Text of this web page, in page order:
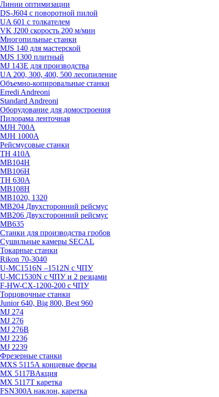
Линии оптимизации
DS-J604 с поворотной пилой
UA 601 с толкателем
VK J200 скорость 200 м/мин
Многопильные станки
MJS 140 для мастерской
MJS 1300 плитный
MJ 143E для производства
UA 200, 300, 400, 500 лесопиление
Объемно-копировальные станки
Erredi Andreoni
Standard Andreoni
Оборудование для домостроения
Пилорама ленточная
MJH 700A
MJH 1000A
Рейсмусовые станки
TH 410A
MB104H
MB106H
ТН 630А
MB108H
MB1020, 1320
МВ204 Двухсторонний рейсмус
МВ206 Двухсторонний рейсмус
MB635
Станки для производства гробов
Сушильные камеры SECAL
Токарные станки
Rikon 70-3040
U-MC1516N –1512N с ЧПУ
U-MC1530N с ЧПУ и 2 резцами
F-HW-CX-1200-200 с ЧПУ
Торцовочные станки
Junior 640, Big 800, Best 960
MJ 274
MJ 276
MJ 276B
MJ 2236
MJ 2239
Фрезерные станки
MXS 5115А концевые фрезы
MX 5117BАкция
MX 5117T каретка
FSN300A наклон, каретка